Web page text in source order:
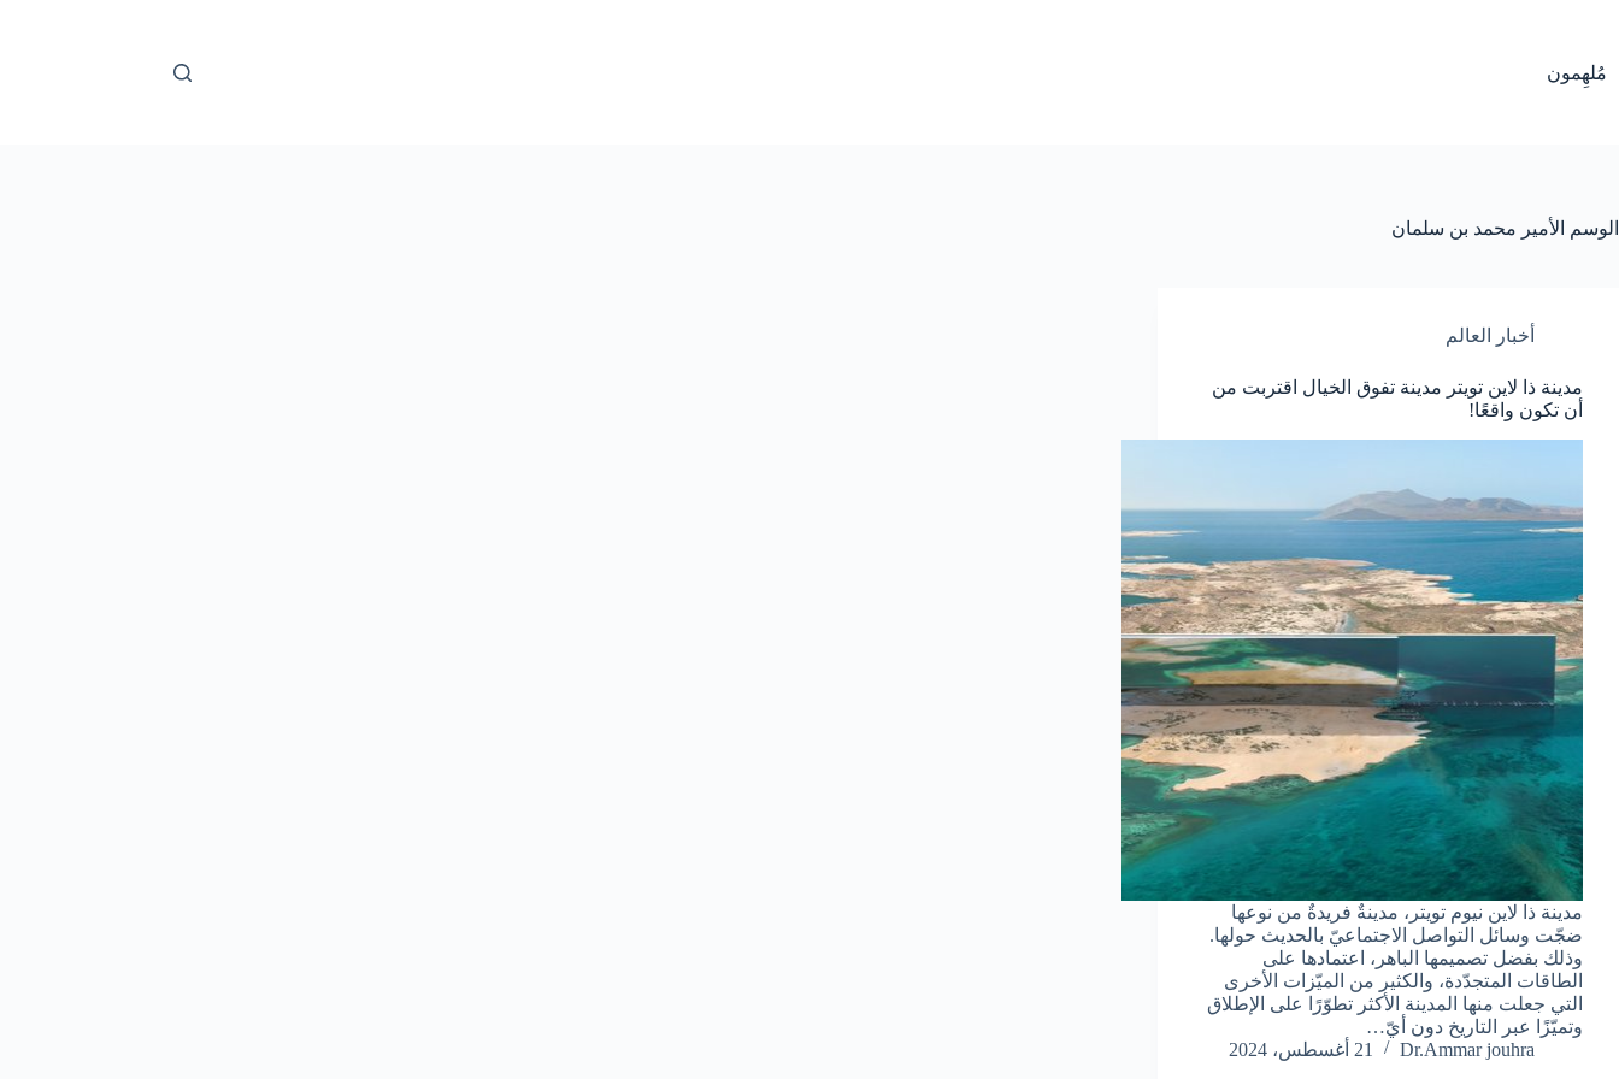
مُلهِمون
الوسم الأمير محمد بن سلمان
أخبار العالم
مدينة ذا لاين تويتر مدينة تفوق الخيال اقتربت من
أن تكون واقعًا!
مدينة ذا لاين نيوم تويتر، مدينةٌ فريدةٌ من نوعها
ضجّت وسائل التواصل الاجتماعيّ بالحديث حولها.
وذلك بفضل تصميمها الباهر، اعتمادها على
الطاقات المتجدّدة، والكثير من الميّزات الأخرى
التي جعلت منها المدينة الأكثر تطوّرًا على الإطلاق
وتميّزًا عبر التاريخ دون أيّ…
Dr.Ammar jouhra
21 أغسطس، 2024